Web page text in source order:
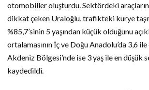
otomobiller oluşturdu. Sektördeki
dikkat çeken Uraloğlu, trafikteki kurye
%85,7’sinin 5 yaşından küçük olduğunu
ortalamasının İç ve Doğu Anadolu’da 3,6
Akdeniz Bölgesi’nde ise 3 yaş ile en düşük
kaydedildi.